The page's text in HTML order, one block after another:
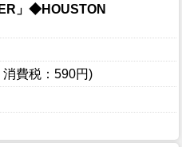
」◆HOUSTON
費税：590円)